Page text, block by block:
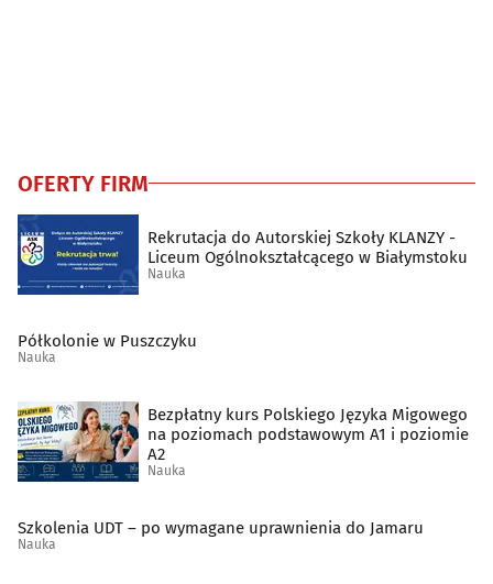
OFERTY FIRM
Rekrutacja do Autorskiej Szkoły KLANZY -
Liceum Ogólnokształcącego w Białymstoku
Nauka
Półkolonie w Puszczyku
Nauka
Bezpłatny kurs Polskiego Języka Migowego
na poziomach podstawowym A1 i poziomie
A2
Nauka
Szkolenia UDT – po wymagane uprawnienia do Jamaru
Nauka